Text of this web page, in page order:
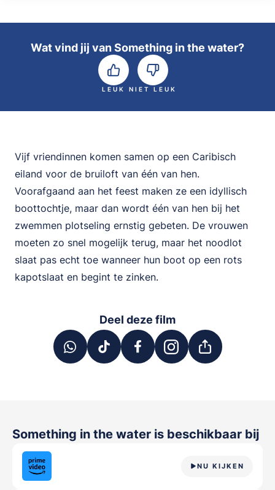
Wat vind jij van Something in the water?
LEUK NIET LEUK
Vijf vriendinnen komen samen op een Caribisch
eiland voor de bruiloft van één van hen.
Voorafgaand aan het feest maken ze een idyllisch
boottochtje, maar dan wordt één van hen bij het
zwemmen plotseling ernstig gebeten. De vrouwen
moeten zo snel mogelijk terug, maar het noodlot
slaat pas echt toe wanneer hun boot op een rots
kapotslaat en begint te zinken.
Deel deze film
Something in the water is beschikbaar bij
NU KIJKEN